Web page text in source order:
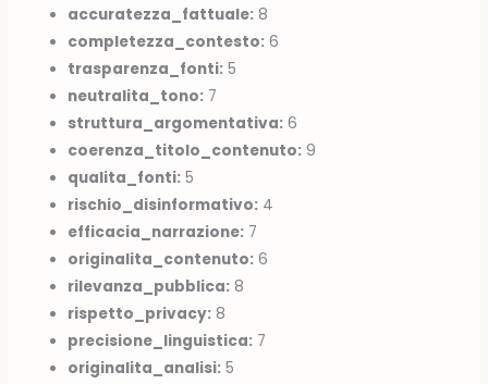
accuratezza_fattuale: 8
completezza_contesto: 6
trasparenza_fonti: 5
neutralita_tono: 7
struttura_argomentativa: 6
coerenza_titolo_contenuto: 9
qualita_fonti: 5
rischio_disinformativo: 4
efficacia_narrazione: 7
originalita_contenuto: 6
rilevanza_pubblica: 8
rispetto_privacy: 8
precisione_linguistica: 7
originalita_analisi: 5